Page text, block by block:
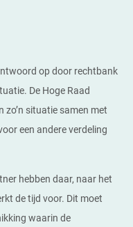
op door rechtbank
De Hoge Raad
situatie samen met
een andere verdeling
hebben daar, naar het
de tijd voor. Dit moet
waarin de